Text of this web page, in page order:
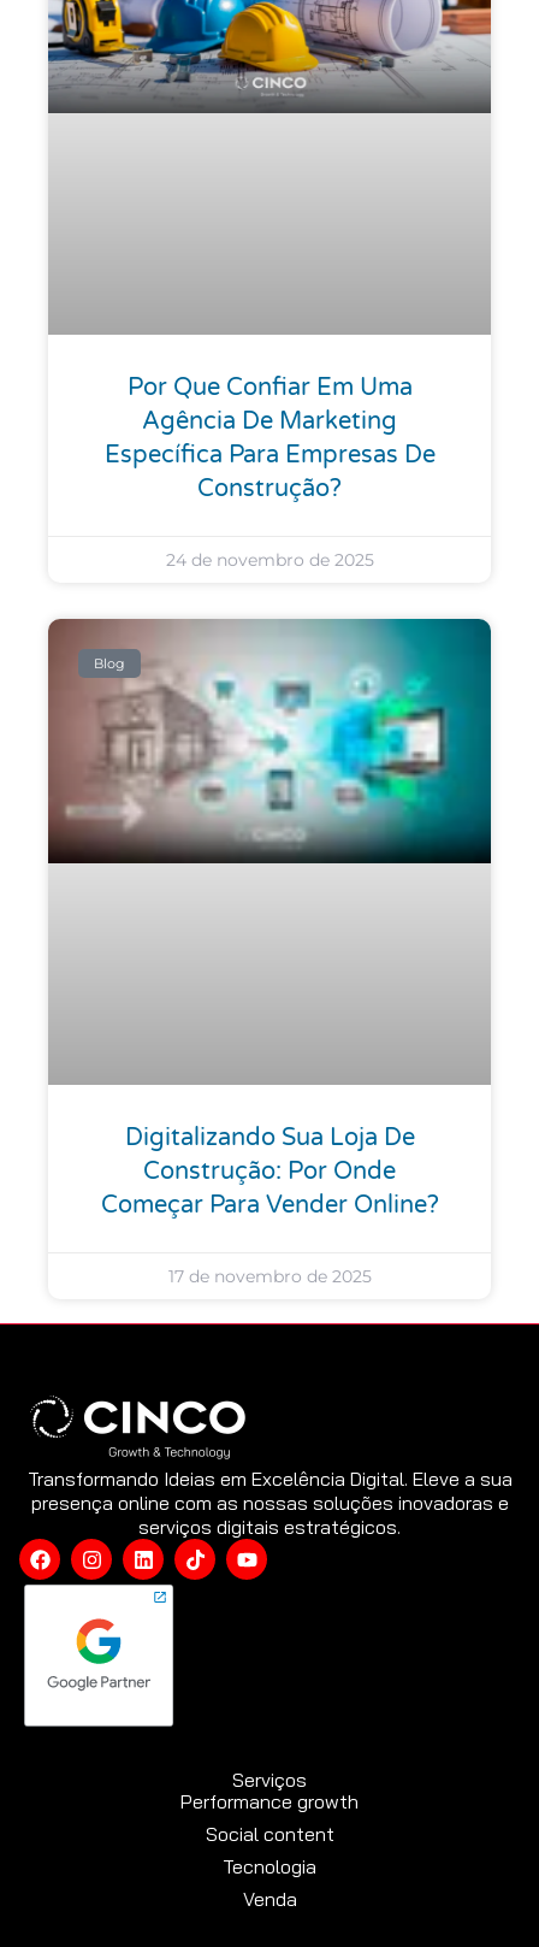
Por Que Confiar Em Uma
Agência De Marketing
Específica Para Empresas De
Construção?
24 de novembro de 2025
Blog
Digitalizando Sua Loja De
Construção: Por Onde
Começar Para Vender Online?
17 de novembro de 2025
Transformando Ideias em Excelência Digital. Eleve a sua
presença online com as nossas soluções inovadoras e
serviços digitais estratégicos.
Serviços
Performance growth
Social content
Tecnologia
Venda